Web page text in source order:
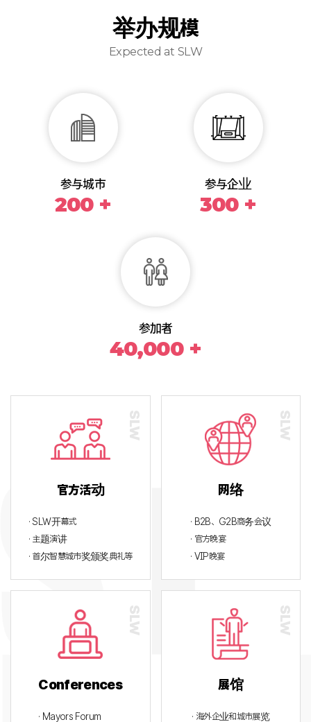
举办规模
Expected at SLW
参与城市
200 +
参与企业
300 +
参加者
40,000 +
官方活动
· SLW开幕式
· 主题演讲
· 首尔智慧城市奖颁奖典礼等
网络
· B2B、G2B商务会议
· 官方晚宴
· VIP晚宴
Conferences
· Mayors Forum
展馆
· 海外企业和城市展览